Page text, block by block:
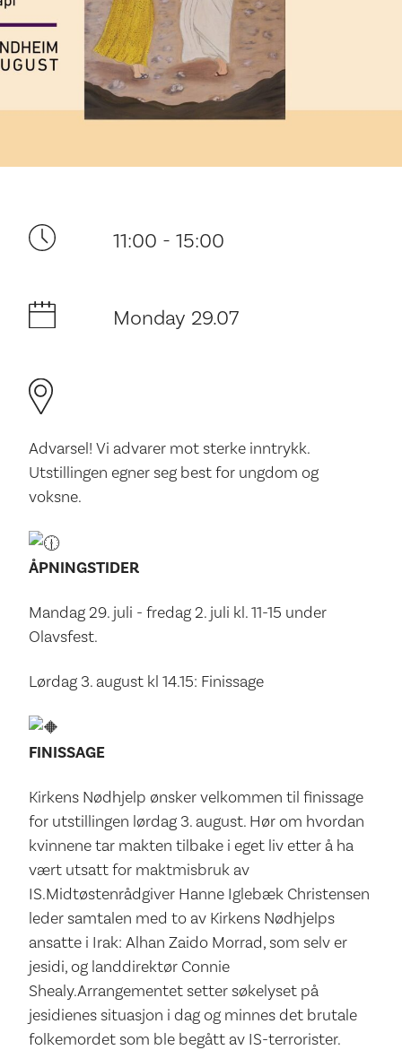
Your visit
The music in the Cathedral
History and architecture
11:00 - 15:00
Monday 29.07
Advarsel! Vi advarer mot sterke inntrykk.
Utstillingen egner seg best for ungdom og
voksne.
ÅPNINGSTIDER
Mandag 29. juli - fredag 2. juli kl. 11-15 under
Olavsfest.
Lørdag 3. august kl 14.15: Finissage
FINISSAGE
Kirkens Nødhjelp ønsker velkommen til finissage
for utstillingen lørdag 3. august. Hør om hvordan
kvinnene tar makten tilbake i eget liv etter å ha
vært utsatt for maktmisbruk av
IS.Midtøstenrådgiver Hanne Iglebæk Christensen
leder samtalen med to av Kirkens Nødhjelps
ansatte i Irak: Alhan Zaido Morrad, som selv er
jesidi, og landdirektør Connie
Shealy.Arrangementet setter søkelyset på
jesidienes situasjon i dag og minnes det brutale
folkemordet som ble begått av IS-terrorister.